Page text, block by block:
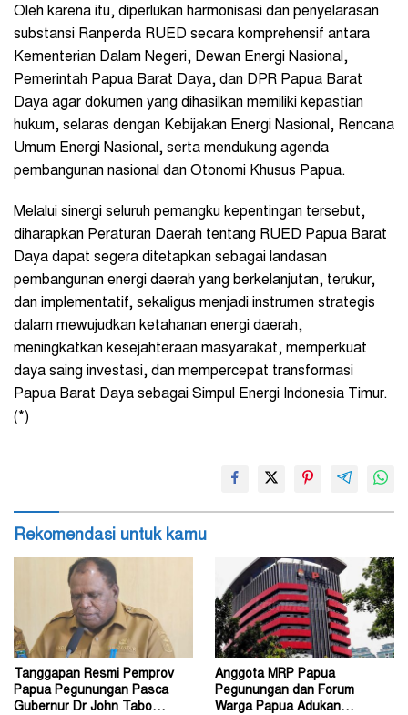
Oleh karena itu, diperlukan harmonisasi dan penyelarasan
substansi Ranperda RUED secara komprehensif antara
Kementerian Dalam Negeri, Dewan Energi Nasional,
Pemerintah Papua Barat Daya, dan DPR Papua Barat
Daya agar dokumen yang dihasilkan memiliki kepastian
hukum, selaras dengan Kebijakan Energi Nasional, Rencana
Umum Energi Nasional, serta mendukung agenda
pembangunan nasional dan Otonomi Khusus Papua.
Melalui sinergi seluruh pemangku kepentingan tersebut,
diharapkan Peraturan Daerah tentang RUED Papua Barat
Daya dapat segera ditetapkan sebagai landasan
pembangunan energi daerah yang berkelanjutan, terukur,
dan implementatif, sekaligus menjadi instrumen strategis
dalam mewujudkan ketahanan energi daerah,
meningkatkan kesejahteraan masyarakat, memperkuat
daya saing investasi, dan mempercepat transformasi
Papua Barat Daya sebagai Simpul Energi Indonesia Timur.
(*)
Rekomendasi untuk kamu
Tanggapan Resmi Pemprov
Papua Pegunungan Pasca
Gubernur Dr John Tabo
Anggota MRP Papua
Pegunungan dan Forum
Warga Papua Adukan